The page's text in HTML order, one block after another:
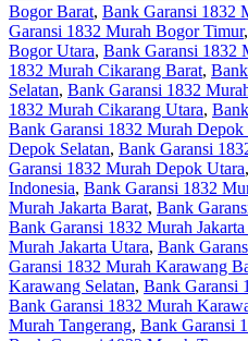
Bogor Barat, Bank Garansi 1832
Garansi 1832 Murah Bogor Timur,
Bogor Utara, Bank Garansi 1832
1832 Murah Cikarang Barat,
Selatan, Bank Garansi 1832
1832 Murah Cikarang Utara,
Bank Garansi 1832 Murah Depok
Depok Selatan, Bank Garansi
Garansi 1832 Murah Depok Utara,
Indonesia, Bank Garansi 1832
Murah Jakarta Barat, Bank
Bank Garansi 1832 Murah
Murah Jakarta Utara, Bank
Garansi 1832 Murah Karawang
Karawang Selatan, Bank Garansi
Bank Garansi 1832 Murah
Murah Tangerang, Bank Garansi